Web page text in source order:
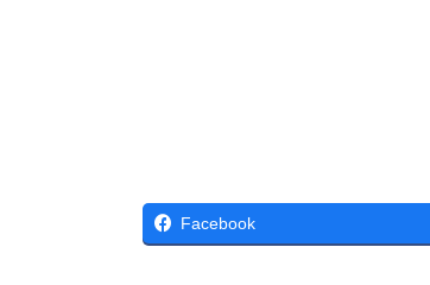
Facebook